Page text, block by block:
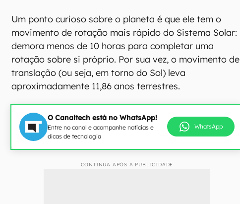
Um ponto curioso sobre o planeta é que ele tem o
movimento de rotação mais rápido do Sistema Solar:
demora menos de 10 horas para completar uma
rotação sobre si próprio. Por sua vez, o movimento de
translação (ou seja, em torno do Sol) leva
aproximadamente 11,86 anos terrestres.
O Canaltech está no WhatsApp!
Entre no canal e acompanhe notícias e
dicas de tecnologia
WhatsApp
CONTINUA APÓS A PUBLICIDADE